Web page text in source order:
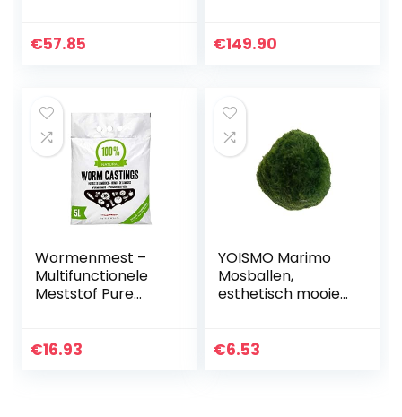
V, 8500 rpm, 24
€57.85
– 3000W – met
€149.90
Wormenmest –
Multifunctionele
Meststof Pure
Natuurlijke
€16.93
YOISMO Marimo
Mosballen,
esthetisch mooie
omgeving,
€6.53